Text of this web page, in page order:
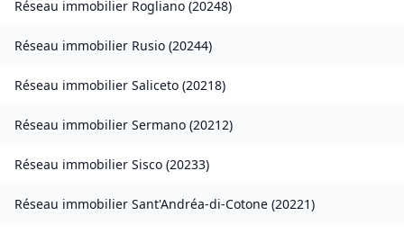
Réseau immobilier Rogliano (20248)
Réseau immobilier Rusio (20244)
Réseau immobilier Saliceto (20218)
Réseau immobilier Sermano (20212)
Réseau immobilier Sisco (20233)
Réseau immobilier Sant'Andréa-di-Cotone (20221)